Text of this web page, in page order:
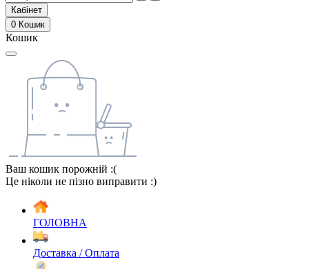
Кабінет
0 Кошик
Кошик
Ваш кошик порожній :(
Це ніколи не пізно виправити :)
ГОЛОВНА
Доставка / Оплата